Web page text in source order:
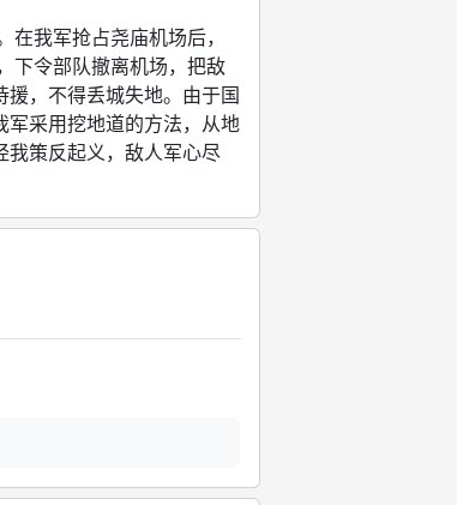
我军抢占尧庙机场后，
下令部队撤离机场，把敌
，不得丢城失地。由于国
采用挖地道的方法，从地
我策反起义，敌人军心尽